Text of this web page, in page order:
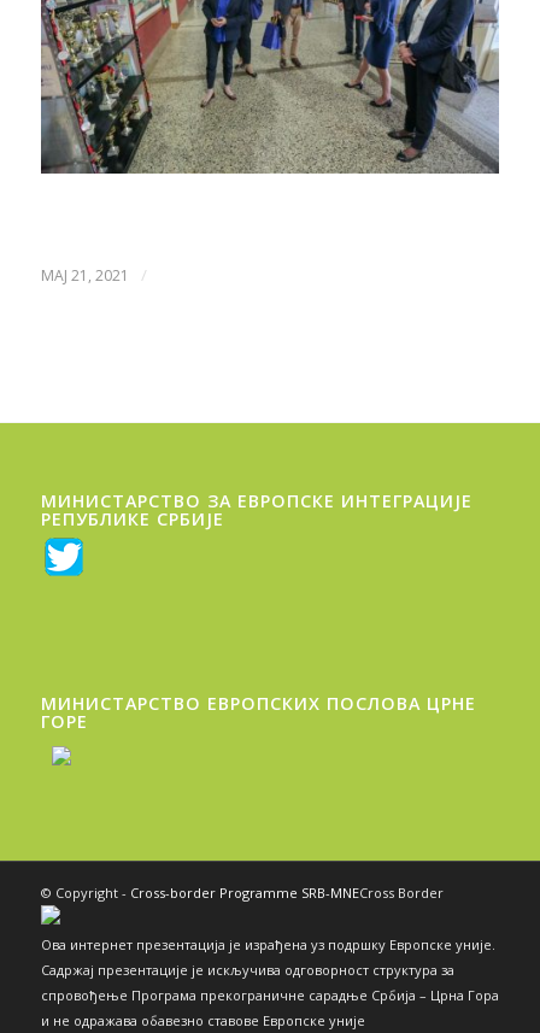
МАЈ 21, 2021 /
МИНИСТАРСТВО ЗА ЕВРОПСКЕ ИНТЕГРАЦИЈЕ
РЕПУБЛИКЕ СРБИЈЕ
МИНИСТАРСТВО ЕВРОПСКИХ ПОСЛОВА ЦРНЕ
ГОРE
© Copyright - Cross-border Programme SRB-MNECross Border
Ова интернет презентација је израђена уз подршку Европске уније.
Садржај презентације је искључива одговорност структура за
спровођење Програма прекограничне сарадње Србија – Црна Гора
и не одражава обавезно ставове Европске уније